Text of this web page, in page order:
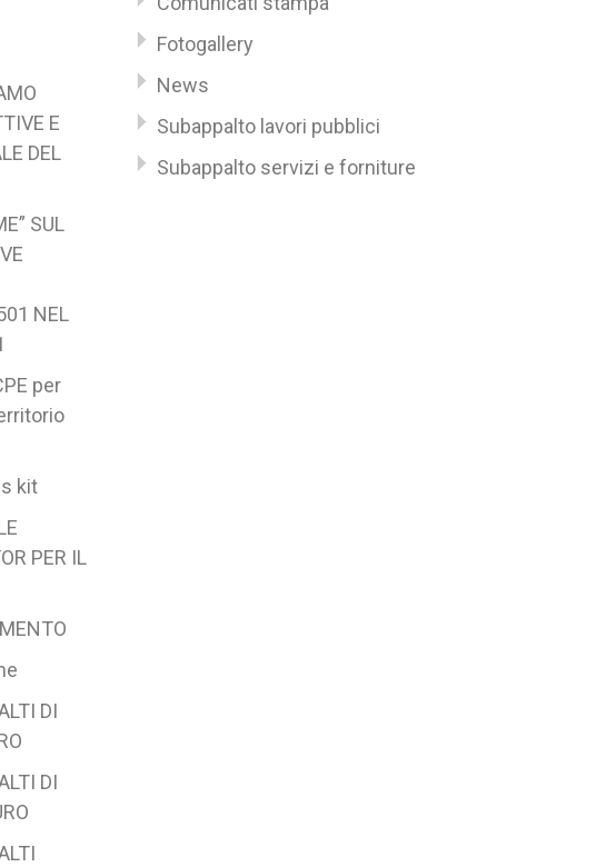
E
DEL
SUL
NEL
per
kit
PER IL
DI
DI
Fotogallery
News
Subappalto lavori pubblici
Subappalto servizi e forniture